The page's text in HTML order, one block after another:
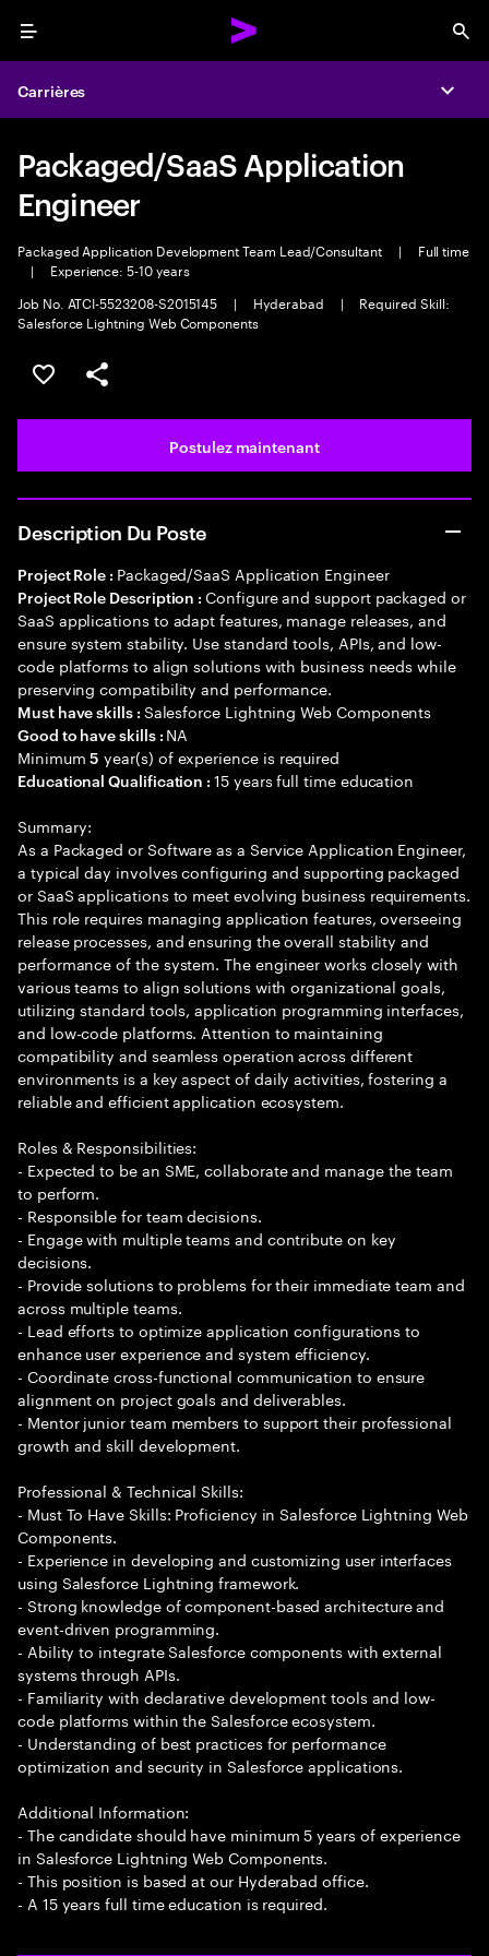
Menu
Carrières
Packaged/SaaS Application
Engineer
Packaged Application Development Team Lead/Consultant |
Full time
|
Experience: 5-10 years
Job No. ATCI-5523208-S2015145
| Hyderabad |
Required Skill:
Salesforce Lightning Web Components
Sélectionner pour enregistrer l’emploi
PARTAGER
Postulez maintenant
Description Du Poste
Project Role : Packaged/SaaS Application Engineer
Project Role Description :Configure and support packaged or
SaaS applications to adapt features, manage releases, and
ensure system stability. Use standard tools, APIs, and low-
code platforms to align solutions with business needs while
preserving compatibility and performance.
Must have skills : Salesforce Lightning Web Components
Good to have skills : NA
Minimum5 year(s) of experience is required
Educational Qualification :15 years full time education
Summary:
As a Packaged or Software as a Service Application Engineer,
a typical day involves configuring and supporting packaged
or SaaS applications to meet evolving business requirements.
This role requires managing application features, overseeing
release processes, and ensuring the overall stability and
performance of the system. The engineer works closely with
various teams to align solutions with organizational goals,
utilizing standard tools, application programming interfaces,
and low-code platforms. Attention to maintaining
compatibility and seamless operation across different
environments is a key aspect of daily activities, fostering a
reliable and efficient application ecosystem.
Roles & Responsibilities:
- Expected to be an SME, collaborate and manage the team
to perform.
- Responsible for team decisions.
- Engage with multiple teams and contribute on key
decisions.
- Provide solutions to problems for their immediate team and
across multiple teams.
- Lead efforts to optimize application configurations to
enhance user experience and system efficiency.
- Coordinate cross-functional communication to ensure
alignment on project goals and deliverables.
- Mentor junior team members to support their professional
growth and skill development.
Professional & Technical Skills:
- Must To Have Skills: Proficiency in Salesforce Lightning Web
Components.
- Experience in developing and customizing user interfaces
using Salesforce Lightning framework.
- Strong knowledge of component-based architecture and
event-driven programming.
- Ability to integrate Salesforce components with external
systems through APIs.
- Familiarity with declarative development tools and low-
code platforms within the Salesforce ecosystem.
- Understanding of best practices for performance
optimization and security in Salesforce applications.
Additional Information:
- The candidate should have minimum 5 years of experience
in Salesforce Lightning Web Components.
- This position is based at our Hyderabad office.
- A 15 years full time education is required.